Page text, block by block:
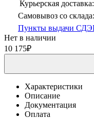
Курьерская доставка:
Самовывоз со склада:
Пункты выдачи
Нет в наличии
10 175₽
Характеристики
Описание
Документация
Оплата